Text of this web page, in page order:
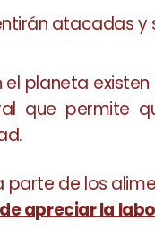
atacadas y
el planeta
que permite
parte de los
apreciar la